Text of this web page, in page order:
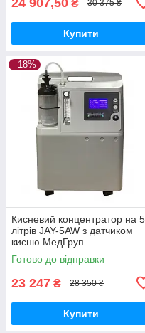
₴ 30 375 ₴
Купити
–18%
Кисневий концентратор на 5
літрів JAY-5AW з датчиком
кисню МедГруп
Готово до відправки
23 247 ₴ 28 350 ₴
Купити